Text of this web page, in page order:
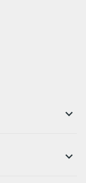
keyboard_arrow_down
keyboard_arrow_down